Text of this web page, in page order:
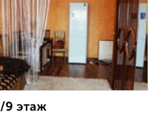
9 этаж